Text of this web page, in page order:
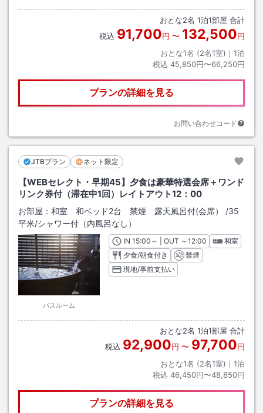
おとな2名 1泊1部屋 合計
税込 91,700円 〜 132,500円
おとな1名 (2名1室)｜ 1泊
税込 45,850円〜66,250円
プランの詳細を見る
お問い合わせコード
JTBプラン ネット限定
【WEBセレクト・早期45】夕食は豪華特選会席＋ワンド
リンク券付（滞在中1回）レイトアウト12：00
お部屋： 和室 和ベッド2台 禁煙 露天風呂付(会席） /35
平米/シャワー付（内風呂なし）
バスルーム
INチェックイン
15:00 ～ | OUT チェックアウト
～12:00
和室
夕食/朝食付き
禁煙
現地/事前支払い
おとな2名 1泊1部屋 合計
税込 92,900円 〜 97,700円
おとな1名 (2名1室)｜ 1泊
税込 46,450円〜48,850円
プランの詳細を見る